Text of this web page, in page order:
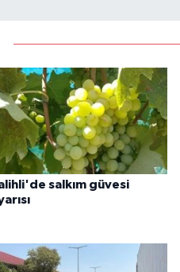
salkım güvesi